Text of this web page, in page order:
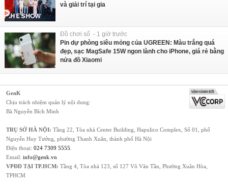
và giải trí tại gia
Đồ chơi số - 1 giờ trước
Pin dự phòng siêu mỏng của UGREEN: Màu trắng quá
đẹp, sạc MagSafe 15W ngon lành cho iPhone, giá rẻ bằng
nửa đồ Xiaomi
GenK
Chịu trách nhiệm quản lý nội dung:
Bà Nguyễn Bích Minh
TRỤ SỞ HÀ NỘI: Tầng 22, Tòa nhà Center Building, Hapulico Complex, Số 01, phố
Nguyễn Huy Tưởng, phường Thanh Xuân, thành phố Hà Nội
Điện thoại: 024 7309 5555
Email: info@genk.vn
VPĐD TẠI TP.HCM: Tầng 4, Tòa nhà 123, số 127 Võ Văn Tần, Phường Xuân Hòa,
TPHCM